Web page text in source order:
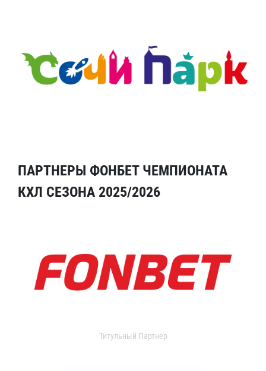
ПАРТНЕРЫ ФОНБЕТ ЧЕМПИОНАТА
КХЛ СЕЗОНА 2025/2026
Титульный Партнер